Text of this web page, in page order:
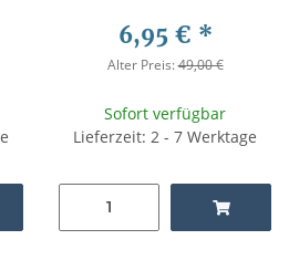
6,95 € *
Alter Preis:49,00 €
Sofort verfügbar
Lieferzeit: 2 - 7 Werktage